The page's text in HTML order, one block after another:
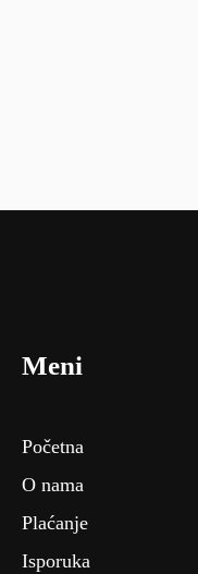
Meni
Početna
O nama
Plaćanje
Isporuka